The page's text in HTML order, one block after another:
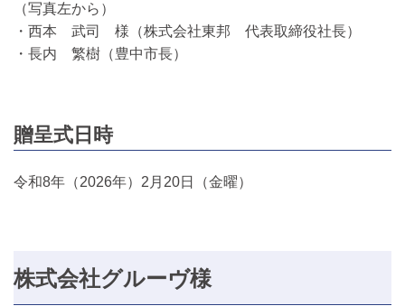
（写真左から）
・西本 武司 様（株式会社東邦 代表取締役社長）
・長内 繁樹（豊中市長）
贈呈式日時
令和8年（2026年）2月20日（金曜）
株式会社グルーヴ様